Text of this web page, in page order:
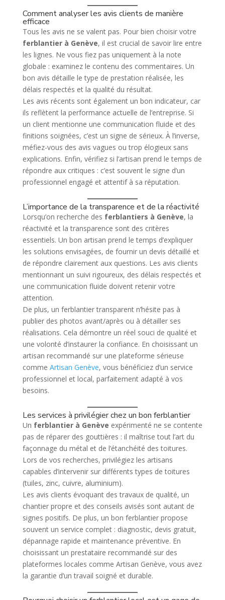
Comment analyser les avis clients de manière
efficace
Tous les avis ne se valent pas. Pour bien choisir votre
ferblantier à Genève, il est crucial de savoir lire entre
les lignes. Ne vous fiez pas uniquement à la note
globale : examinez le contenu des commentaires. Un
bon avis détaille le type de prestation réalisée, les
délais respectés et la qualité du résultat.
Les avis récents sont également un bon indicateur, car
ils reflètent la performance actuelle de l’entreprise. Si
un client mentionne une communication fluide et des
finitions soignées, c’est un signe de sérieux. À l’inverse,
méfiez-vous des avis vagues ou trop élogieux sans
explications. Enfin, vérifiez si l’artisan prend le temps de
répondre aux critiques : c’est souvent le signe d’un
professionnel engagé et attentif à sa réputation.
L’importance de la transparence et de la réactivité
Lorsqu’on recherche des ferblantiers à Genève, la
réactivité et la transparence sont des critères
essentiels. Un bon artisan prend le temps d’expliquer
les solutions envisagées, de fournir un devis détaillé et
de répondre clairement aux questions. Les avis clients
mentionnant un suivi rigoureux, des délais respectés et
une communication fluide doivent retenir votre
attention.
De plus, un ferblantier transparent n’hésite pas à
publier des photos avant/après ou à détailler ses
réalisations. Cela démontre un réel souci de qualité et
une volonté d’instaurer la confiance. En choisissant un
artisan recommandé sur une plateforme sérieuse
comme Artisan Genève, vous bénéficiez d’un service
professionnel et local, parfaitement adapté à vos
besoins.
Les services à privilégier chez un bon ferblantier
Un ferblantier à Genève expérimenté ne se contente
pas de réparer des gouttières : il maîtrise tout l’art du
façonnage du métal et de l’étanchéité des toitures.
Lors de vos recherches, privilégiez les artisans
capables d’intervenir sur différents types de toitures
(tuiles, zinc, cuivre, aluminium).
Les avis clients évoquant des travaux de qualité, un
chantier propre et des conseils avisés sont autant de
signes positifs. De plus, un bon ferblantier propose
souvent un service complet : diagnostic, devis gratuit,
dépannage rapide et maintenance préventive. En
choisissant un prestataire recommandé sur des
plateformes locales comme Artisan Genève, vous avez
la garantie d’un travail soigné et durable.